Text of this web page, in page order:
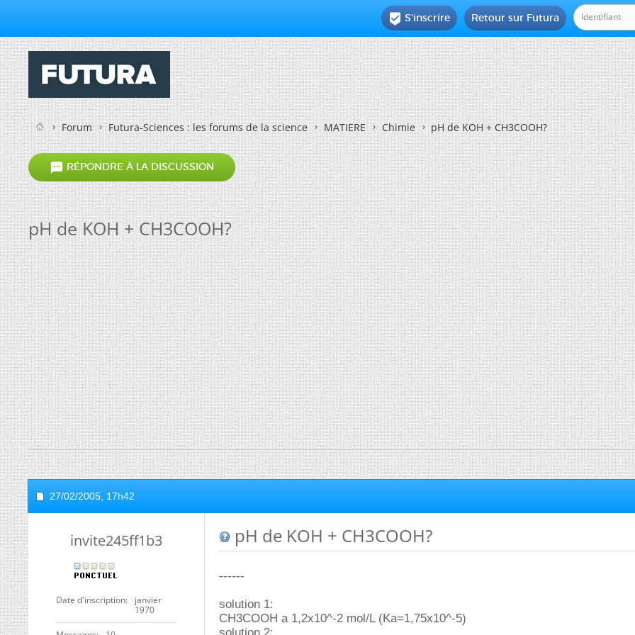
Retour sur Futura
 S'inscrire
Forum Futura-Sciences : les forums de la science MATIERE Chimie pH de KOH + CH3COOH?
 RÉPONDRE À LA DISCUSSION
pH de KOH + CH3COOH?
27/02/2005, 17h42
invite245ff1b3
Date d'inscription
janvier
1970
pH de KOH + CH3COOH?
------
solution 1:
CH3COOH a 1,2x10^-2 mol/L (Ka=1,75x10^-5)